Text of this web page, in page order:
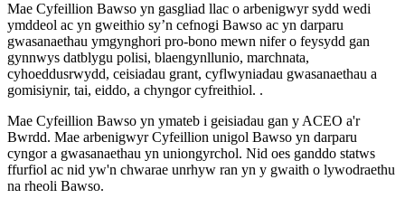
Mae Cyfeillion Bawso yn gasgliad llac o arbenigwyr sydd wedi
ymddeol ac yn gweithio sy’n cefnogi Bawso ac yn darparu
gwasanaethau ymgynghori pro-bono mewn nifer o feysydd gan
gynnwys datblygu polisi, blaengynllunio, marchnata,
cyhoeddusrwydd, ceisiadau grant, cyflwyniadau gwasanaethau a
gomisiynir, tai, eiddo, a chyngor cyfreithiol. .
Mae Cyfeillion Bawso yn ymateb i geisiadau gan y ACEO a'r
Bwrdd. Mae arbenigwyr Cyfeillion unigol Bawso yn darparu
cyngor a gwasanaethau yn uniongyrchol. Nid oes ganddo statws
ffurfiol ac nid yw'n chwarae unrhyw ran yn y gwaith o lywodraethu
na rheoli Bawso.